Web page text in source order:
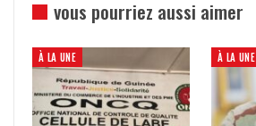
vous pourriez aussi aimer
À LA UNE À LA UNE